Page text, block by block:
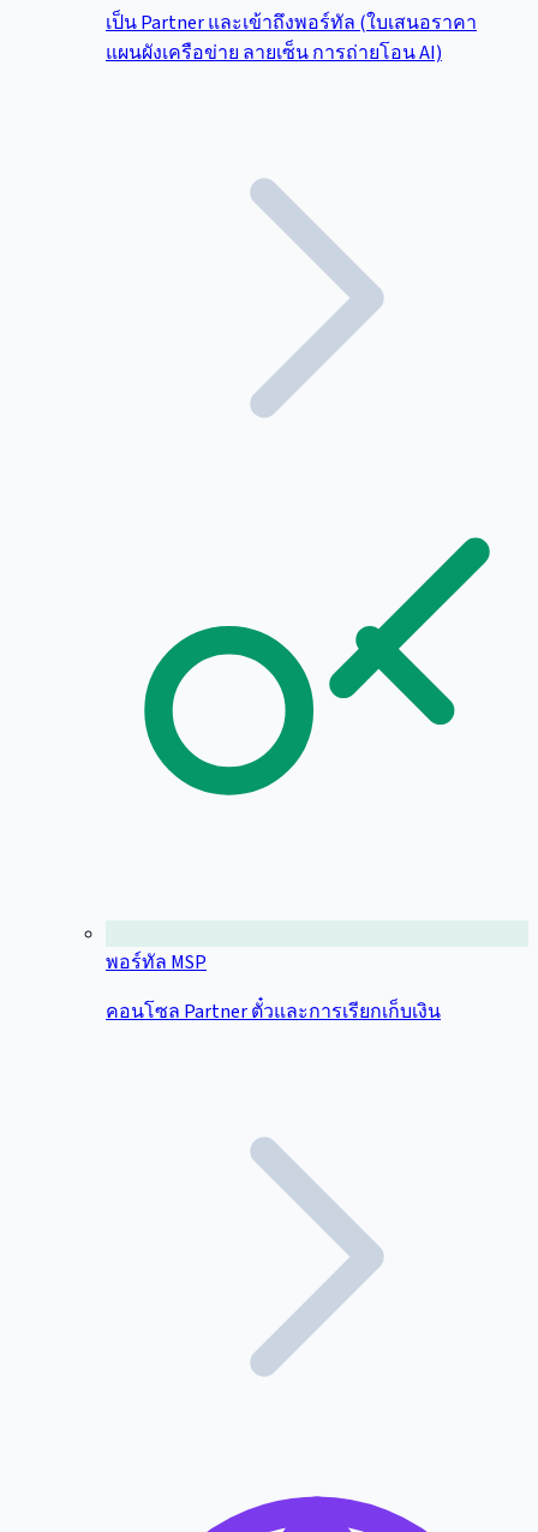
เป็น Partner และเข้าถึงพอร์ทัล (ใบเสนอราคา
แผนผังเครือข่าย ลายเซ็น การถ่ายโอน AI)
พอร์ทัล MSP
คอนโซล Partner ตั๋วและการเรียกเก็บเงิน